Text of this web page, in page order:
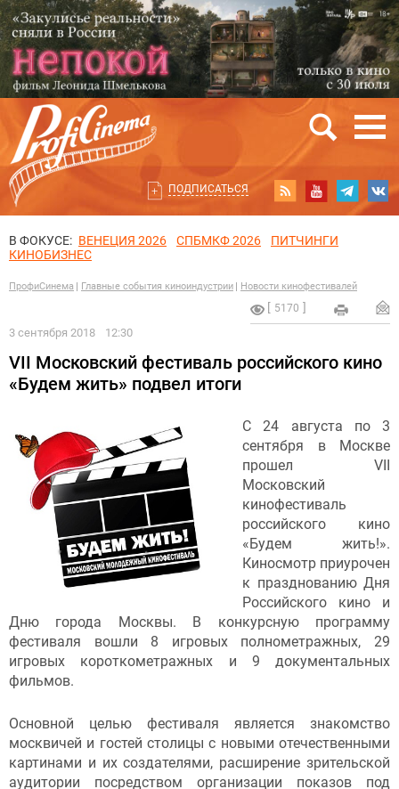
ПОДПИСАТЬСЯ
В ФОКУСЕ: ВЕНЕЦИЯ 2026 СПБМКФ 2026
ПИТЧИНГИ
КИНОБИЗНЕС
ПрофиСинема Главные события киноиндустрии Новости кинофестивалей
5170
3 сентября 2018 12:30
VII Московский фестиваль российского кино
«Будем жить» подвел итоги
С 24 августа по 3
сентября в Москве
прошел VII
Московский
кинофестиваль
российского кино
«Будем жить!».
Киносмотр приурочен
к празднованию Дня
Российского кино и
Дню города Москвы. В конкурсную программу
фестиваля вошли 8 игровых полнометражных, 29
игровых короткометражных и 9 документальных
фильмов.
Основной целью фестиваля является знакомство
москвичей и гостей столицы с новыми отечественными
картинами и их создателями, расширение зрительской
аудитории посредством организации показов под